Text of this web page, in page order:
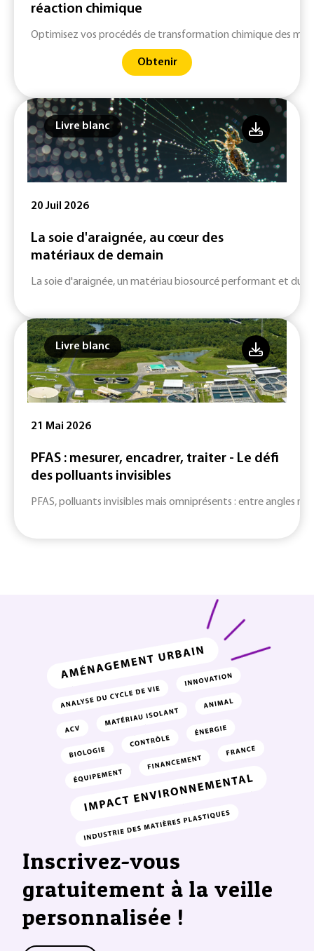
réaction chimique
Optimisez vos procédés de transformation chimique des
Obtenir
Livre blanc
20 Juil 2026
La soie d'araignée, au cœur des
matériaux de demain
La soie d'araignée, un matériau biosourcé performant et
Livre blanc
21 Mai 2026
PFAS : mesurer, encadrer, traiter - Le défi
des polluants invisibles
PFAS, polluants invisibles mais omniprésents : entre angles
Inscrivez-vous
gratuitement à la veille
personnalisée !